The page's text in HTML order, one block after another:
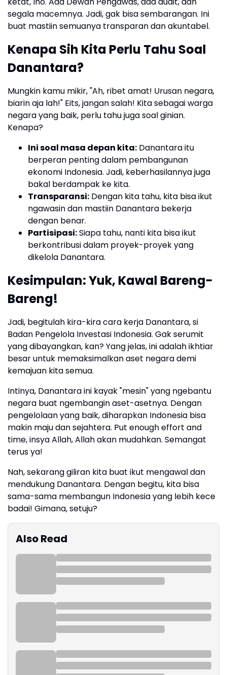
segala macemnya. Jadi, gak bisa sembarangan. Ini
buat mastiin semuanya transparan dan akuntabel.
Kenapa Sih Kita Perlu Tahu Soal
Danantara?
Mungkin kamu mikir, "Ah, ribet amat! Urusan negara,
biarin aja lah!" Eits, jangan salah! Kita sebagai warga
negara yang baik, perlu tahu juga soal ginian.
Kenapa?
Ini soal masa depan kita: Danantara itu
berperan penting dalam pembangunan
ekonomi Indonesia. Jadi, keberhasilannya juga
bakal berdampak ke kita.
Transparansi: Dengan kita tahu, kita bisa ikut
ngawasin dan mastiin Danantara bekerja
dengan benar.
Partisipasi:Siapa tahu, nanti kita bisa ikut
berkontribusi dalam proyek-proyek yang
dikelola Danantara.
Kesimpulan: Yuk, Kawal Bareng-
Bareng!
Jadi, begitulah kira-kira cara kerja Danantara, si
Badan Pengelola Investasi Indonesia. Gak serumit
yang dibayangkan, kan? Yang jelas, ini adalah ikhtiar
besar untuk memaksimalkan aset negara demi
kemajuan kita semua.
Intinya, Danantara ini kayak "mesin" yang ngebantu
negara buat ngembangin aset-asetnya. Dengan
pengelolaan yang baik, diharapkan Indonesia bisa
makin maju dan sejahtera. Put enough effort and
time, insya Allah, Allah akan mudahkan. Semangat
terus ya!
Nah, sekarang giliran kita buat ikut mengawal dan
mendukung Danantara. Dengan begitu, kita bisa
sama-sama membangun Indonesia yang lebih kece
badai! Gimana, setuju?
Also Read